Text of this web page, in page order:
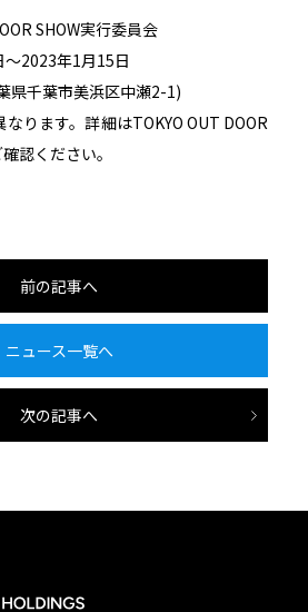
SHOW実行委員会
2023年1月15日
県千葉市美浜区中瀬2-1)
なります。詳細はTOKYO OUT DOOR
認ください。
前の記事へ
ニュース一覧へ
次の記事へ